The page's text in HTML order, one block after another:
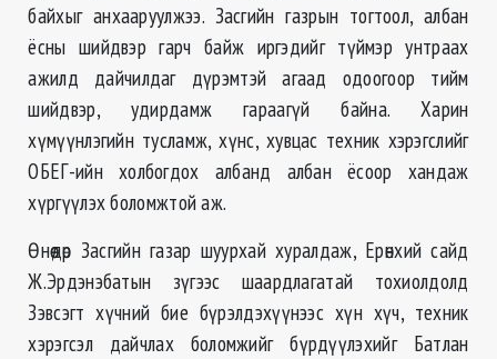
байхыг анхааруулжээ. Засгийн газрын тогтоол, албан
ёсны шийдвэр гарч байж иргэдийг түймэр унтраах
ажилд дайчилдаг дүрэмтэй агаад одоогоор тийм
шийдвэр, удирдамж гараагүй байна. Харин
хүмүүнлэгийн тусламж, хүнс, хувцас техник хэрэгслийг
ОБЕГ-ийн холбогдох албанд албан ёсоор хандаж
хүргүүлэх боломжтой аж.
Өнөөдөр Засгийн газар шуурхай хуралдаж, Ерөнхий сайд
Ж.Эрдэнэбатын зүгээс шаардлагатай тохиолдолд
Зэвсэгт хүчний бие бүрэлдэхүүнээс хүн хүч, техник
хэрэгсэл дайчлах боломжийг бүрдүүлэхийг Батлан